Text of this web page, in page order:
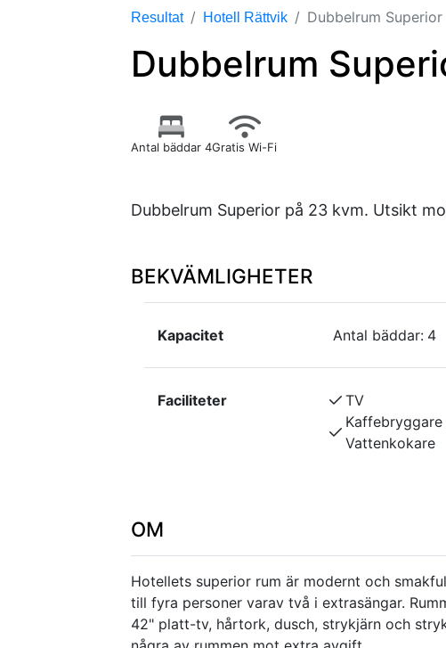
Resultat Hotell Rättvik Dubbelrum Superior
Dubbelrum
Antal bäddar 4Gratis Wi-Fi
Dubbelrum Superior på 23 kvm. Utsikt
BEKVÄMLIGHETER
Kapacitet Antal bäddar: 4
Faciliteter TV
Vattenkokare
OM
Hotellets superior rum är modernt och
till fyra personer varav två i extrasängar.
42" platt-tv, hårtork, dusch, strykjärn och